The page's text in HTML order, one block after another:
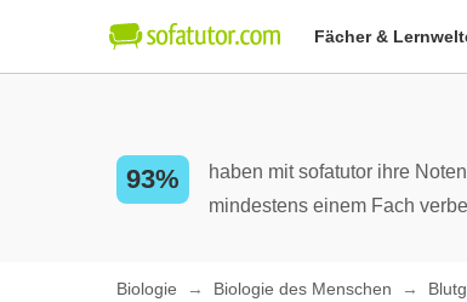
Fächer &
93%
haben mit sofatutor ihre
mindestens einem Fach
Biologie Biologie des Menschen